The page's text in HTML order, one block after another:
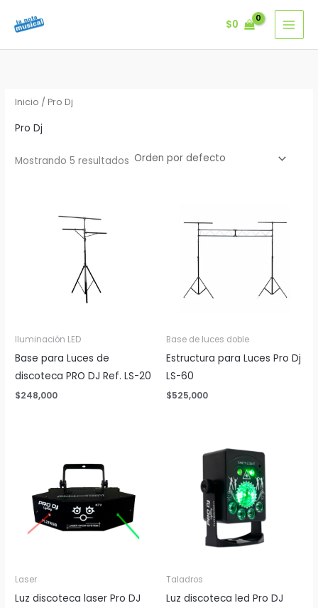
$0
Inicio / Pro Dj
Pro Dj
Mostrando 5 resultados
Iluminación LED
Base para Luces de
discoteca PRO DJ Ref. LS-20
$248,000
Base de luces doble
Estructura para Luces Pro Dj
LS-60
$525,000
Laser
Luz discoteca laser Pro DJ
Taladros
Luz discoteca led Pro DJ